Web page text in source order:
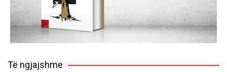
Të ngjajshme